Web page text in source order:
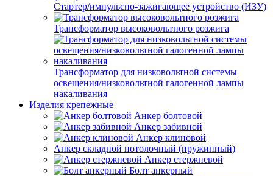
Стартер/импульсно-зажигающее устройство (ИЗУ)
Трансформатор высоковольтного розжига
Трансформатор для низковольтной системы
освещения/низковольтной галогенной лампы
накаливания
Изделия крепежные
Анкер болтовой
Анкер забивной
Анкер клиновой
Анкер складной потолочный (пружинный)
Анкер стержневой
Болт анкерный